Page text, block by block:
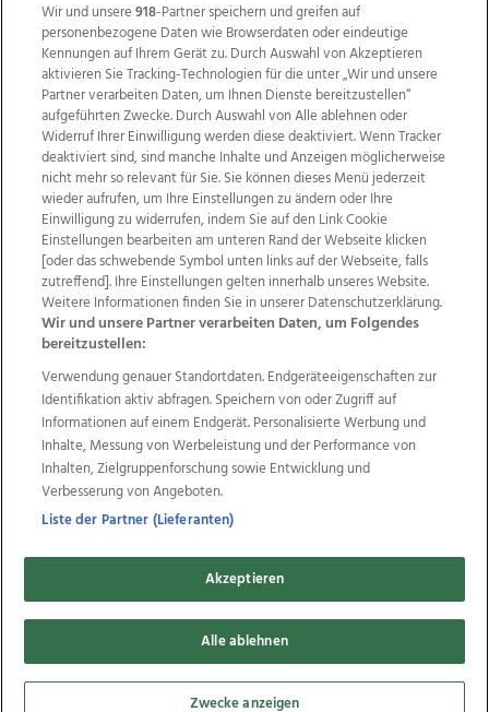
Wir über uns Mediadaten Kontakt
Jobs
Datenschutz
Impressum
AGB Anzeigekunden
AGB Website
Ehrenkodex Politische Werbung
Weitere Angebote des Medienhauses Wimmer
TV1 di-mog-i.at OÖNow
Ischler Woche
Life Radio
OÖNachrichten
OÖN Immobilien
OÖN Karriere
OÖN Reise
Promenaden Galerien
Regionaljobs
wasistlos.at wirtrauern.at
Copyrights © 2026 Tips Zeitungs GmbH & Co KG
developed by
Wir und unsere918-Partner speichern und greifen auf
personenbezogene Daten wie Browserdaten oder eindeutige
Kennungen auf Ihrem Gerät zu. Durch Auswahl von Akzeptieren
aktivieren Sie Tracking-Technologien für die unter „Wir und unsere
Partner verarbeiten Daten, um Ihnen Dienste bereitzustellen“
aufgeführten Zwecke. Durch Auswahl von Alle ablehnen oder
Widerruf Ihrer Einwilligung werden diese deaktiviert. Wenn Tracker
deaktiviert sind, sind manche Inhalte und Anzeigen möglicherweise
nicht mehr so relevant für Sie. Sie können dieses Menü jederzeit
wieder aufrufen, um Ihre Einstellungen zu ändern oder Ihre
Einwilligung zu widerrufen, indem Sie auf den Link Cookie
Einstellungen bearbeiten am unteren Rand der Webseite klicken
[oder das schwebende Symbol unten links auf der Webseite, falls
zutreffend]. Ihre Einstellungen gelten innerhalb unseres Website.
Weitere Informationen finden Sie in unserer Datenschutzerklärung.
Wir und unsere Partner verarbeiten Daten, um Folgendes
bereitzustellen:
Verwendung genauer Standortdaten. Endgeräteeigenschaften zur
Identifikation aktiv abfragen. Speichern von oder Zugriff auf
Informationen auf einem Endgerät. Personalisierte Werbung und
Inhalte, Messung von Werbeleistung und der Performance von
Inhalten, Zielgruppenforschung sowie Entwicklung und
Verbesserung von Angeboten.
Liste der Partner (Lieferanten)
Akzeptieren
Alle ablehnen
Zwecke anzeigen